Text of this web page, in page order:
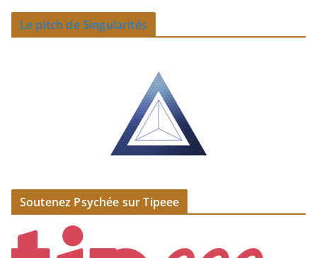
Le pitch de Singularités
Soutenez Psychée sur Tipeee